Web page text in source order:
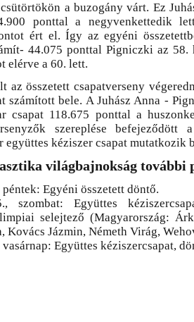
a buzogány várt. Ez
ponttal a negyvenkettedik
ért el. Így az egyéni
44.075 ponttal Pigniczki az 58.
elérve a 60. lett.
az összetett csapatverseny
számított bele. A Juhász Anna -
csapat 118.675 ponttal a
szereplése befejeződött
együttes kéziszer csapat mutatkozik
világbajnokság további
péntek: Egyéni összetett döntő.
szombat: Együttes
selejtező (Magyarország:
Kovács Jázmin, Németh Virág,
vasárnap: Együttes kéziszercsapat,